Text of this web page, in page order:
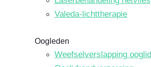
Valeda-lichttherapie
Oogleden
Weefselverslapping ooglid